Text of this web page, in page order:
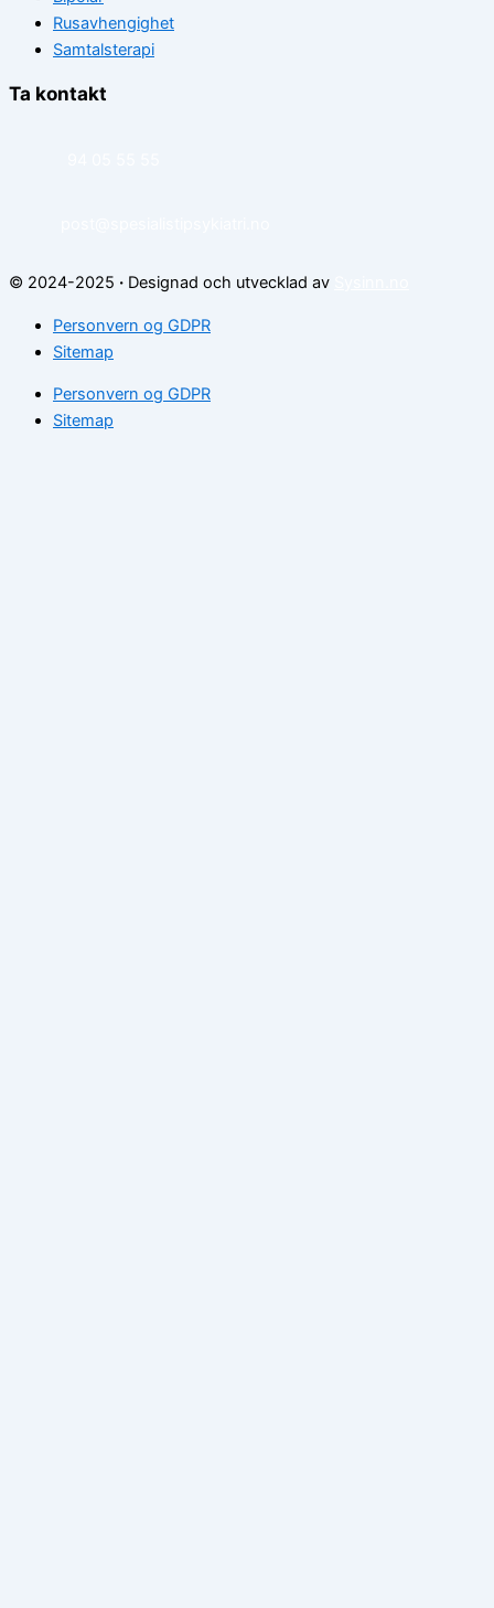
Rusavhengighet
Samtalsterapi
Ta kontakt
© 2024-2025 · Designad och utvecklad av
Personvern og GDPR
Sitemap
Personvern og GDPR
Sitemap